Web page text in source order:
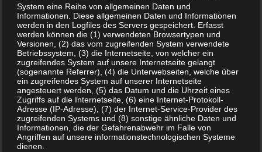
Sushi in der Schwangerschaft – lieber die Finger weg?
System eine Reihe von allgemeinen Daten und
Informationen. Diese allgemeinen Daten und Informationen
werden in den Logfiles des Servers gespeichert. Erfasst
werden können die (1) verwendeten Browsertypen und
Versionen, (2) das vom zugreifenden System verwendete
Betriebssystem, (3) die Internetseite, von welcher ein
zugreifendes System auf unsere Internetseite gelangt
(sogenannte Referrer), (4) die Unterwebseiten, welche über
ein zugreifendes System auf unserer Internetseite
angesteuert werden, (5) das Datum und die Uhrzeit eines
Zugriffs auf die Internetseite, (6) eine Internet-Protokoll-
Adresse (IP-Adresse), (7) der Internet-Service-Provider des
zugreifenden Systems und (8) sonstige ähnliche Daten und
Informationen, die der Gefahrenabwehr im Falle von
Angriffen auf unsere informationstechnologischen Systeme
dienen.